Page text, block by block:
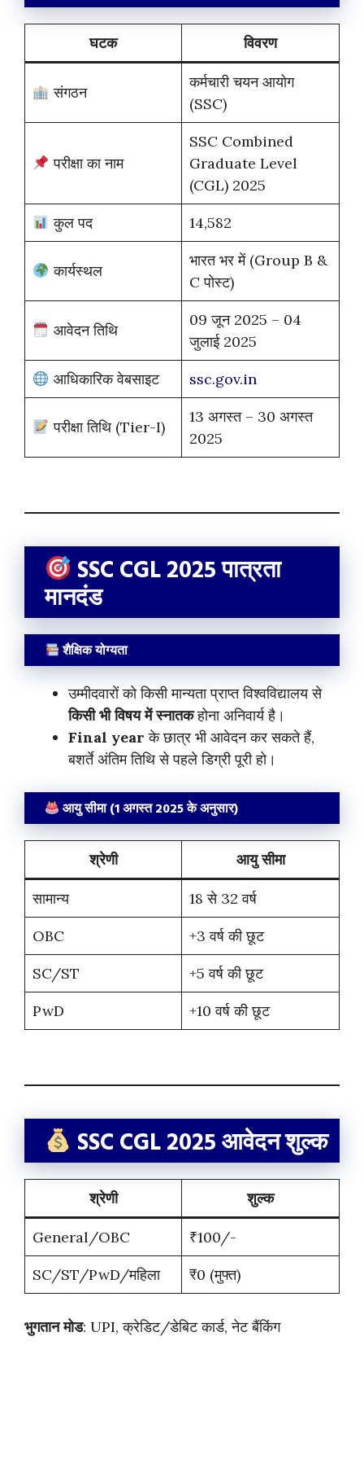
घटक विवरण
संगठन
कर्मचारी चयन आयोग
(SSC)
परीक्षा का नाम
SSC Combined
Graduate Level
(CGL) 2025
कुल पद
14,582
कार्यस्थल
भारत भर में (Group B &
C पोस्ट)
आवेदन तिथि
09 जून 2025 – 04
जुलाई 2025
आधिकारिक वेबसाइट
ssc.gov.in
परीक्षा तिथि (Tier-I)
13 अगस्त – 30 अगस्त
2025
SSC CGL 2025 पात्रता
मानदंड
शैक्षिक योग्यता
उम्मीदवारों को किसी मान्यता प्राप्त विश्वविद्यालय से
किसी भी विषय में स्नातकहोना अनिवार्य है।
Final year के छात्र भी आवेदन कर सकते हैं,
बशर्ते अंतिम तिथि से पहले डिग्री पूरी हो।
आयु सीमा (1 अगस्त 2025 के अनुसार)
श्रेणी आयु सीमा
सामान्य
18 से 32 वर्ष
OBC
+3 वर्ष की छूट
SC/ST
+5 वर्ष की छूट
PwD
+10 वर्ष की छूट
SSC CGL 2025 आवेदन शुल्क
श्रेणी शुल्क
General/OBC
₹100/-
SC/ST/PwD/महिला
₹0 (मुफ्त)
भुगतान मोड: UPI, क्रेडिट/डेबिट कार्ड, नेट बैंकिंग